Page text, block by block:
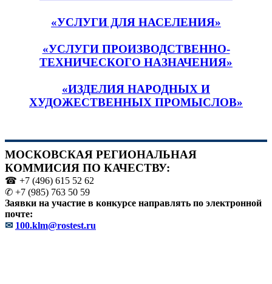
«УСЛУГИ ДЛЯ НАСЕЛЕНИЯ»
«УСЛУГИ ПРОИЗВОДСТВЕННО-
ТЕХНИЧЕСКОГО НАЗНАЧЕНИЯ»
«ИЗДЕЛИЯ НАРОДНЫХ И
ХУДОЖЕСТВЕННЫХ ПРОМЫСЛОВ»
МОСКОВСКАЯ РЕГИОНАЛЬНАЯ
КОММИСИЯ ПО КАЧЕСТВУ:
☎ +7 (496) 615 52 62
✆ +7 (985) 763 50 59
Заявки на участие в конкурсе направлять по электронной
почте:
✉ 100.klm@rostest.ru